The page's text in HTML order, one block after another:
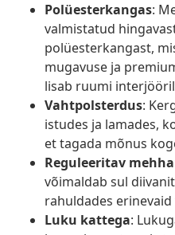
Polüesterkangas:
valmistatud
polüesterkangast,
mugavuse ja
lisab ruumi
Vahtpolsterdus:
istudes ja lamades,
et tagada mõnus
Reguleeritav
võimaldab sul
rahuldades erinevaid
Luku kattega: